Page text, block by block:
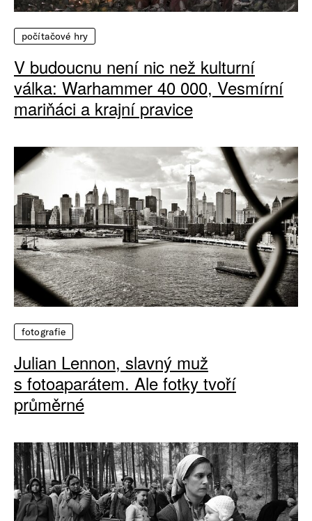
počítačové hry
V budoucnu není nic než kulturní
válka: Warhammer 40 000, Vesmírní
mariňáci a krajní pravice
fotografie
Julian Lennon, slavný muž
s fotoaparátem. Ale fotky tvoří
průměrné